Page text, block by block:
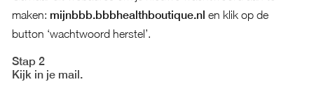
maken: mijnbbb.bbbhealthboutique.nl en klik op de
button ‘wachtwoord herstel’.
Stap 2
Kijk in je mail.